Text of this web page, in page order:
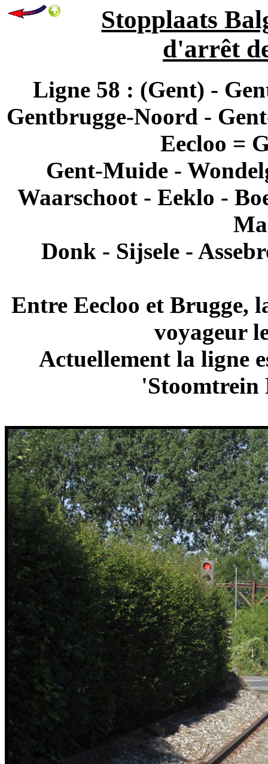
Stopplaats
d'arrêt
Ligne 58 : (Gent) -
Gentbrugge-Noord -
Eecloo =
Gent-Muide -
Waarschoot - Eeklo -
Donk - Sijsele -
Entre Eecloo et Brugge,
voyageur
Actuellement la ligne
'Stoomtrein